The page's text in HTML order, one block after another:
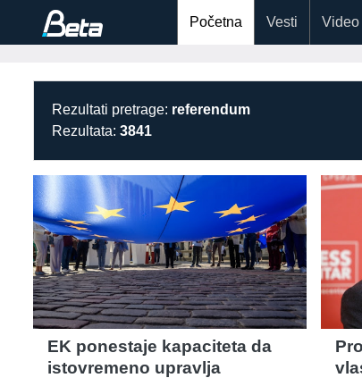
Početna Vesti Video
Rezultati pretrage: referendum
Rezultata: 3841
EK ponestaje kapaciteta da
istovremeno upravlja